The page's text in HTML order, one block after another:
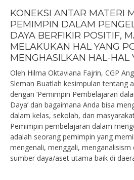
KONEKSI ANTAR MATERI
PEMIMPIN DALAM
DAYA BERFIKIR POSITIF,
MELAKUKAN HAL YANG
MENGHASILKAN HAL-HAL
Oleh Hilma Oktaviana Fajrin, CGP
Sleman Buatlah kesimpulan tentang
dengan ‘Pemimpin Pembelajaran
Daya’ dan bagaimana Anda bisa
dalam kelas, sekolah, dan
Pemimpin pembelajaran dalam
adalah seorang pemimpin yang
mengenali, menggali,
sumber daya/aset utama baik di